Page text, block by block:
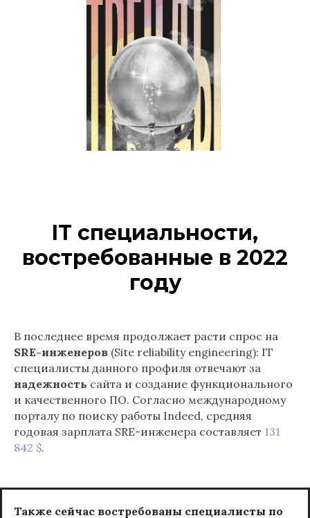
IT специальности,
востребованные в 2022
году
В последнее время продолжает расти спрос на
SRE-инженеров (Site reliability engineering): IT
специалисты данного профиля отвечают за
надежность сайта и создание функционального
и качественного ПО. Согласно международному
порталу по поиску работы Indeed, средняя
годовая зарплата SRE-инженера составляет 131
842 $.
Также сейчас востребованы специалисты по